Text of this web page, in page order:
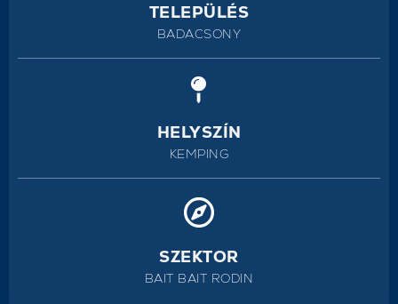
TELEPÜLÉS
BADACSONY
HELYSZÍN
KEMPING
SZEKTOR
BAIT BAIT RODIN